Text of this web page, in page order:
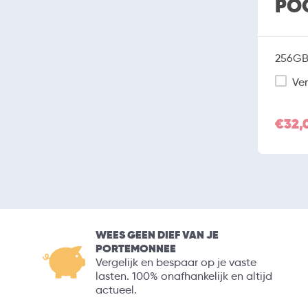
WEES GEEN DIEF VAN JE
PORTEMONNEE
Vergelijk en bespaar op je vaste
lasten. 100% onafhankelijk en altijd
actueel.